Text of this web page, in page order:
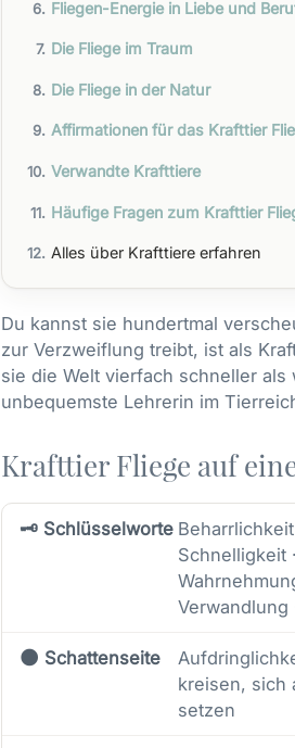
Fliegen-Energie in Liebe und
Die Fliege im Traum
Die Fliege in der Natur
Affirmationen für das Krafttier
Verwandte Krafttiere
Häufige Fragen zum Krafttier
Alles über Krafttiere erfahren
Du kannst sie hundertmal
zur Verzweiflung treibt, ist als
sie die Welt vierfach schneller
unbequemste Lehrerin im
Krafttier Fliege auf
🗝️ Schlüsselworte Beharrlichkeit
Schnelligkeit ·
Verwandlung
🌑 Schattenseite
kreisen, sich
setzen